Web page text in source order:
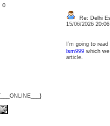
0
Re: Delhi
15/06/2026
I’m going to
lsm999which we
article.